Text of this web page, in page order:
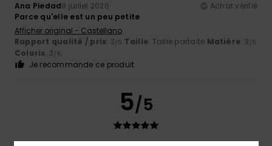
Ana Piedad8 juillet 2026
Achat vérifié
Parce qu'elle est un peu petite
Afficher original - Castellano
Rapport qualité / prix: 3/5 Taille: Taille parfaite Matière: 3/5
Coloris: 3/5
Je recommande ce produit
5/5